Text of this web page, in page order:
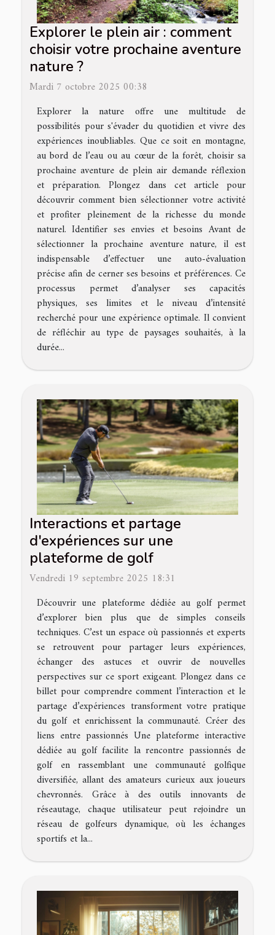
Explorer le plein air : comment
choisir votre prochaine aventure
nature ?
Mardi 7 octobre 2025 00:38
Explorer la nature offre une multitude de
possibilités pour s'évader du quotidien et vivre des
expériences inoubliables. Que ce soit en montagne,
au bord de l’eau ou au cœur de la forêt, choisir sa
prochaine aventure de plein air demande réflexion
et préparation. Plongez dans cet article pour
découvrir comment bien sélectionner votre activité
et profiter pleinement de la richesse du monde
naturel. Identifier ses envies et besoins Avant de
sélectionner la prochaine aventure nature, il est
indispensable d’effectuer une auto-évaluation
précise afin de cerner ses besoins et préférences. Ce
processus permet d’analyser ses capacités
physiques, ses limites et le niveau d’intensité
recherché pour une expérience optimale. Il convient
de réfléchir au type de paysages souhaités, à la
durée...
Interactions et partage
d'expériences sur une
plateforme de golf
Vendredi 19 septembre 2025 18:31
Découvrir une plateforme dédiée au golf permet
d’explorer bien plus que de simples conseils
techniques. C’est un espace où passionnés et experts
se retrouvent pour partager leurs expériences,
échanger des astuces et ouvrir de nouvelles
perspectives sur ce sport exigeant. Plongez dans ce
billet pour comprendre comment l’interaction et le
partage d’expériences transforment votre pratique
du golf et enrichissent la communauté. Créer des
liens entre passionnés Une plateforme interactive
dédiée au golf facilite la rencontre passionnés de
golf en rassemblant une communauté golfique
diversifiée, allant des amateurs curieux aux joueurs
chevronnés. Grâce à des outils innovants de
réseautage, chaque utilisateur peut rejoindre un
réseau de golfeurs dynamique, où les échanges
sportifs et la...